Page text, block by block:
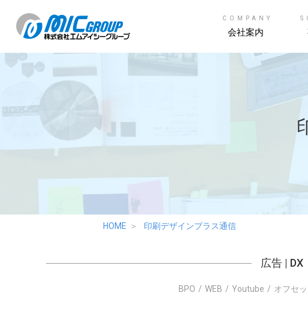
COMPANY
会社案内
HOME 印刷デザインプラス通信
広告| DX
BPO WEB Youtube オフセ